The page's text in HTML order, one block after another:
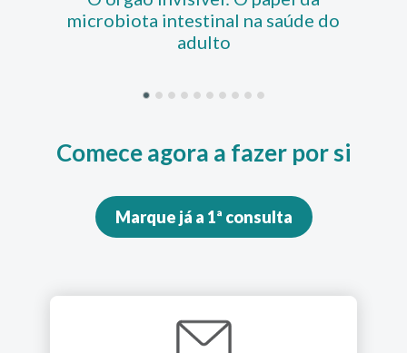
microbiota intestinal na saúde do
adulto
Comece agora a fazer por si
Marque já a 1ª consulta